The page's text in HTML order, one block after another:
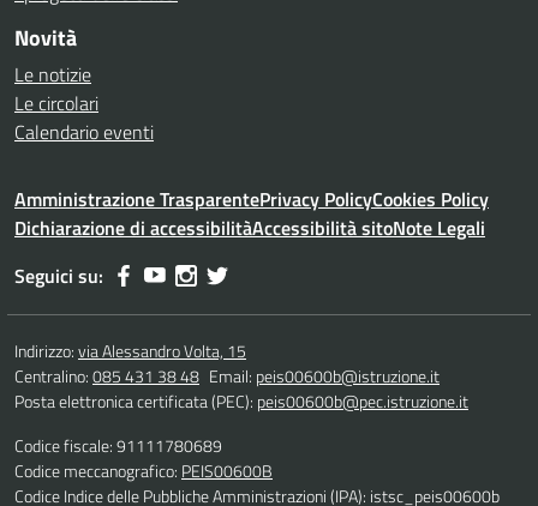
Novità
Le notizie
Le circolari
Calendario eventi
Amministrazione TrasparentePrivacy PolicyCookies Policy
Dichiarazione di accessibilitàAccessibilità sitoNote Legali
Seguici su:
Indirizzo:via Alessandro Volta, 15
Centralino:085 431 38 48 Email: peis00600b@istruzione.it
Posta elettronica certificata (PEC): peis00600b@pec.istruzione.it
Codice fiscale: 91111780689
Codice meccanografico: PEIS00600B
Codice Indice delle Pubbliche Amministrazioni (IPA): istsc_peis00600b